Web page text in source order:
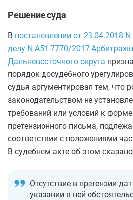
Решение суда
В постановлении от 23.04.2018
делу N А51-7770/2017
Дальневосточного округа
порядок досудебного
судья аргументировал тем, что
законодательством не
требований или условий к
претензионного письма,
соответствии с положениями
В судебном акте об этом
Отсутствие в претензии
указании в ней